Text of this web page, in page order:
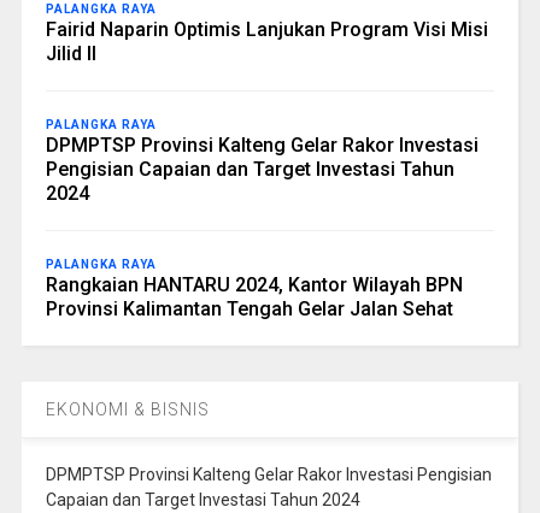
PALANGKA RAYA
Fairid Naparin Optimis Lanjukan Program Visi Misi
Jilid II
PALANGKA RAYA
DPMPTSP Provinsi Kalteng Gelar Rakor Investasi
Pengisian Capaian dan Target Investasi Tahun
2024
PALANGKA RAYA
Rangkaian HANTARU 2024, Kantor Wilayah BPN
Provinsi Kalimantan Tengah Gelar Jalan Sehat
EKONOMI & BISNIS
DPMPTSP Provinsi Kalteng Gelar Rakor Investasi Pengisian
Capaian dan Target Investasi Tahun 2024